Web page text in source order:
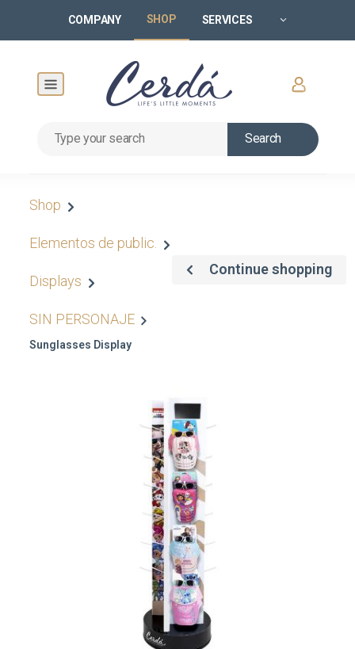
COMPANY SHOP SERVICES
Search
Shop
Elementos de public.
Displays
SIN PERSONAJE
Sunglasses Display
Continue shopping